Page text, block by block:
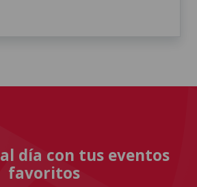
día con tus eventos
favoritos